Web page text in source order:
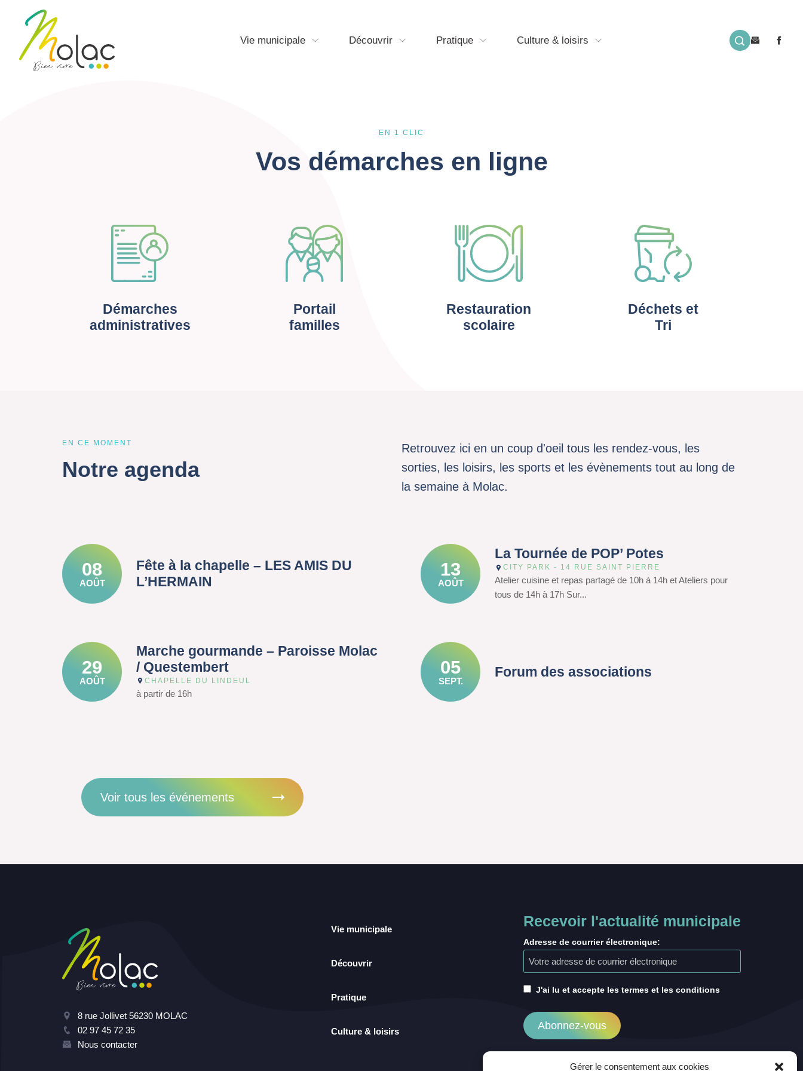
Gérer le consentement aux cookies
Vie municipale Découvrir Pratique Culture & loisirs
EN 1 CLIC
Vos démarches en ligne
Démarches
administratives
Portail
familles
Restauration
scolaire
Déchets et
Tri
EN CE MOMENT
Notre agenda
Retrouvez ici en un coup d'oeil tous les rendez-vous, les
sorties, les loisirs, les sports et les évènements tout au long de
la semaine à Molac.
08
AOÛT
Fête à la chapelle – LES AMIS DU
L’HERMAIN
13
AOÛT
La Tournée de POP’ Potes
CITY PARK - 14 RUE SAINT PIERRE
Atelier cuisine et repas partagé de 10h à 14h et Ateliers pour
tous de 14h à 17h Sur...
29
AOÛT
Marche gourmande – Paroisse Molac
/ Questembert
CHAPELLE DU LINDEUL
à partir de 16h
05
SEPT.
Forum des associations
Voir tous les événements
8 rue Jollivet 56230 MOLAC
02 97 45 72 35
Nous contacter
Vie municipale
Découvrir
Pratique
Culture & loisirs
Recevoir l'actualité municipale
Adresse de courrier électronique:
J'ai lu et accepte les termes et les conditions